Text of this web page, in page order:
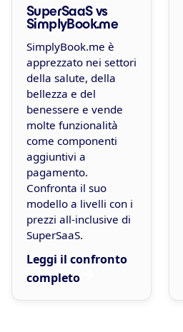
SuperSaaS vs
SimplyBook.me
SimplyBook.me è
apprezzato nei settori
della salute, della
bellezza e del
benessere e vende
molte funzionalità
come componenti
aggiuntivi a
pagamento.
Confronta il suo
modello a livelli con i
prezzi all-inclusive di
SuperSaaS.
Leggi il confronto
completo